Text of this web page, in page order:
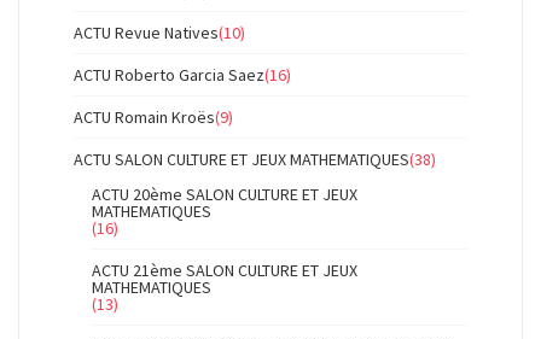
ACTU Revue Natives(10)
ACTU Roberto Garcia Saez(16)
ACTU Romain Kroës(9)
ACTU SALON CULTURE ET JEUX MATHEMATIQUES(38)
ACTU 20ème SALON CULTURE ET JEUX
MATHEMATIQUES
(16)
ACTU 21ème SALON CULTURE ET JEUX
MATHEMATIQUES
(13)